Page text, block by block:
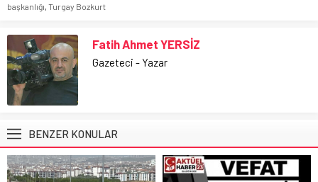
başkanlığı, Turgay Bozkurt
Fatih Ahmet YERSİZ
Gazeteci - Yazar
BENZER KONULAR